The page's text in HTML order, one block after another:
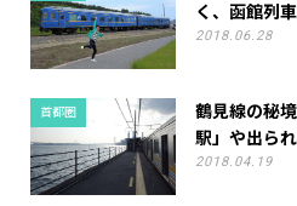
く、函館列
2018.06.28
首都圏
鶴見線の秘
駅」や出ら
2018.04.19